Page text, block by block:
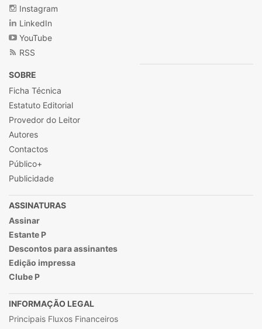
Instagram
LinkedIn
YouTube
RSS
SOBRE
Ficha Técnica
Estatuto Editorial
Provedor do Leitor
Autores
Contactos
Público+
Publicidade
ASSINATURAS
Assinar
Estante P
Descontos para assinantes
Edição impressa
Clube P
INFORMAÇÃO LEGAL
Principais Fluxos Financeiros